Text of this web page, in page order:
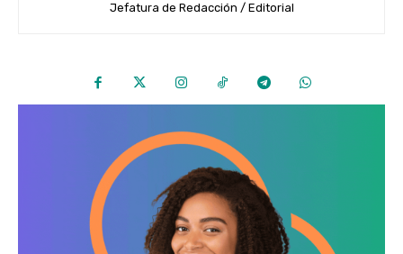
Jefatura de Redacción / Editorial